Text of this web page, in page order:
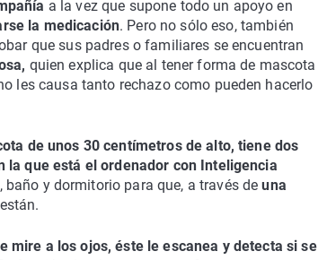
a la vez que supone todo un apoyo en
la medicación. Pero no sólo eso, también
que sus padres o familiares se encuentran
quien explica que al tener forma de mascota
les causa tanto rechazo como pueden hacerlo
de unos 30 centímetros de alto, tiene dos
la que está el ordenador con Inteligencia
baño y dormitorio para que, a través deuna
e mire a los ojos, éste le escanea y detecta si se